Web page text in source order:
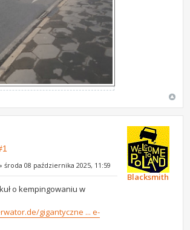
środa 08 października 2025, 11:59
o kempingowaniu w
gigantyczne ... e-
Blacksmith